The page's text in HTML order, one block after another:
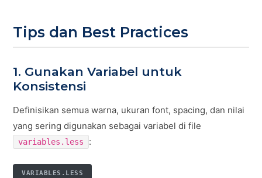
Tips dan Best Practices
1. Gunakan Variabel untuk
Konsistensi
Definisikan semua warna, ukuran font, spacing, dan nilai
yang sering digunakan sebagai variabel di file
variables.less :
VARIABLES.LESS